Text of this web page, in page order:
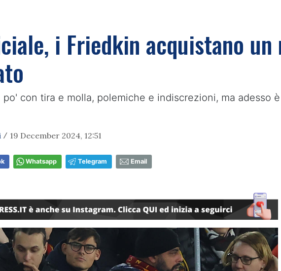
i Friedkin acquistano
po' con tira e molla, polemiche e indiscrezioni, ma adesso
/ 19 December 2024, 12:51
Whatsapp Telegram Email